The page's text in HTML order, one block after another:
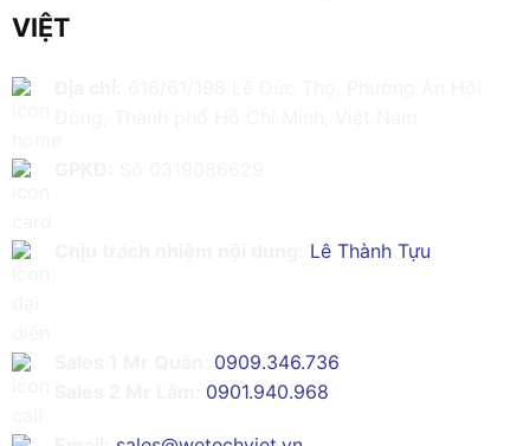
VIỆT
Lê Thành Tựu
0909.346.736
0901.940.968